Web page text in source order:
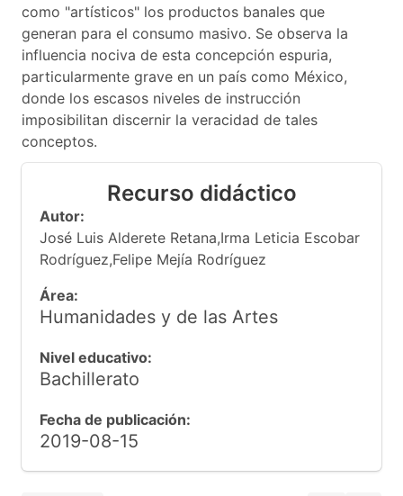
como "artísticos" los productos banales que
generan para el consumo masivo. Se observa la
influencia nociva de esta concepción espuria,
particularmente grave en un país como México,
donde los escasos niveles de instrucción
imposibilitan discernir la veracidad de tales
conceptos.
Recurso didáctico
Autor:
José Luis Alderete Retana,Irma Leticia Escobar
Rodríguez,Felipe Mejía Rodríguez
Área:
Humanidades y de las Artes
Nivel educativo:
Bachillerato
Fecha de publicación:
2019-08-15